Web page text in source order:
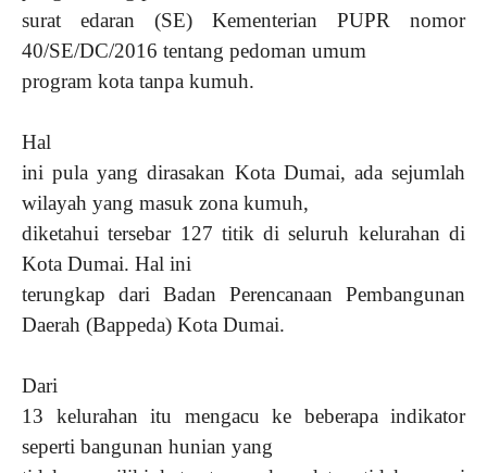
surat edaran (SE) Kementerian PUPR nomor
40/SE/DC/2016 tentang pedoman umum
program kota tanpa kumuh.
Hal
ini pula yang dirasakan Kota Dumai, ada sejumlah
wilayah yang masuk zona kumuh,
diketahui tersebar 127 titik di seluruh kelurahan di
Kota Dumai. Hal ini
terungkap dari Badan Perencanaan Pembangunan
Daerah (Bappeda) Kota Dumai.
Dari
13 kelurahan itu mengacu ke beberapa indikator
seperti bangunan hunian yang